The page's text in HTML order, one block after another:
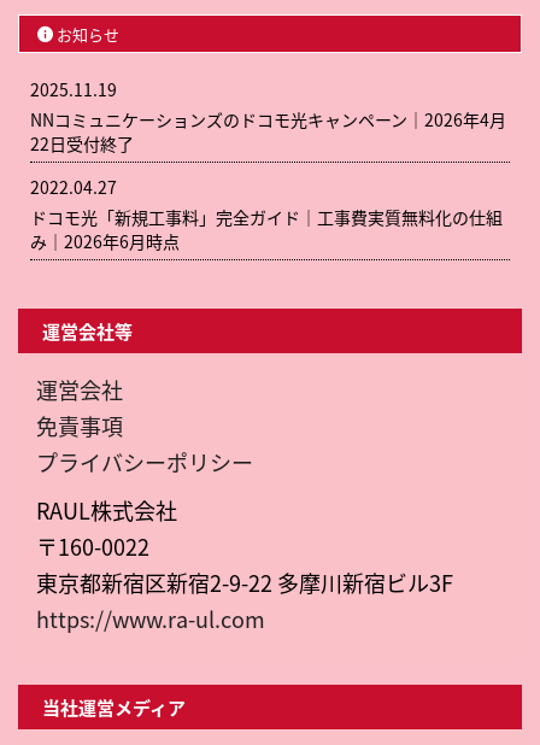
お知らせ
2025.11.19
NNコミュニケーションズのドコモ光キャンペーン｜2026年4月
22日受付終了
2022.04.27
ドコモ光「新規工事料」完全ガイド｜工事費実質無料化の仕組
み｜2026年6月時点
運営会社等
運営会社
免責事項
プライバシーポリシー
RAUL株式会社
〒160-0022
東京都新宿区新宿2-9-22 多摩川新宿ビル3F
https://www.ra-ul.com
当社運営メディア